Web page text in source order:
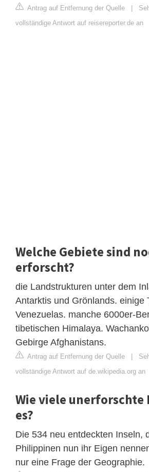
Antrag auf Entfernung der Quelle
vollständige Antwort auf reisereporter.de an
Welche Gebiete sind
erforscht?
die Landstrukturen unter dem
Antarktis und Grönlands. einige
Venezuelas. manche 6000er-
tibetischen Himalaya.
Gebirge Afghanistans.
Antrag auf Entfernung der Quelle
vollständige Antwort auf de.wikipedia.org an
Wie viele
es?
Die 534 neu entdeckten Inseln,
Philippinen nun ihr Eigen
nur eine Frage der Geographie.